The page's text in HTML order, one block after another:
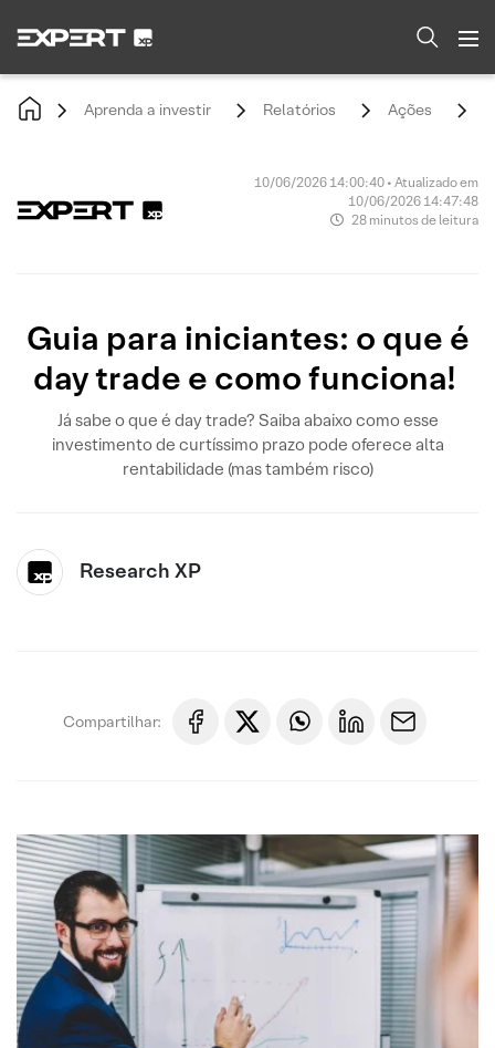
Aprenda a investir Relatórios Ações
10/06/2026 14:00:40 • Atualizado em
10/06/2026 14:47:48
28 minutos de leitura
Guia para iniciantes: o que é
day trade e como funciona!
Já sabe o que é day trade? Saiba abaixo como esse
investimento de curtíssimo prazo pode oferece alta
rentabilidade (mas também risco)
Research XP
Compartilhar: